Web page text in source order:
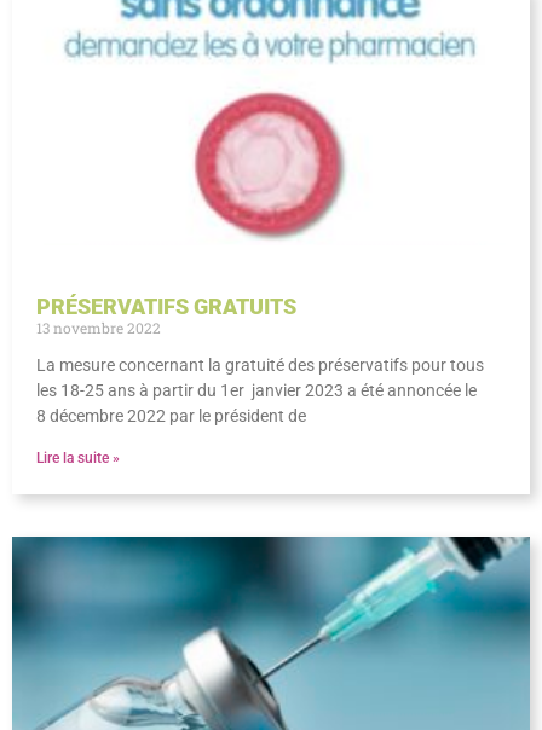
PRÉSERVATIFS GRATUITS
13 novembre 2022
La mesure concernant la gratuité des préservatifs pour tous
les 18-25 ans à partir du 1er janvier 2023 a été annoncée le
8 décembre 2022 par le président de
Lire la suite »